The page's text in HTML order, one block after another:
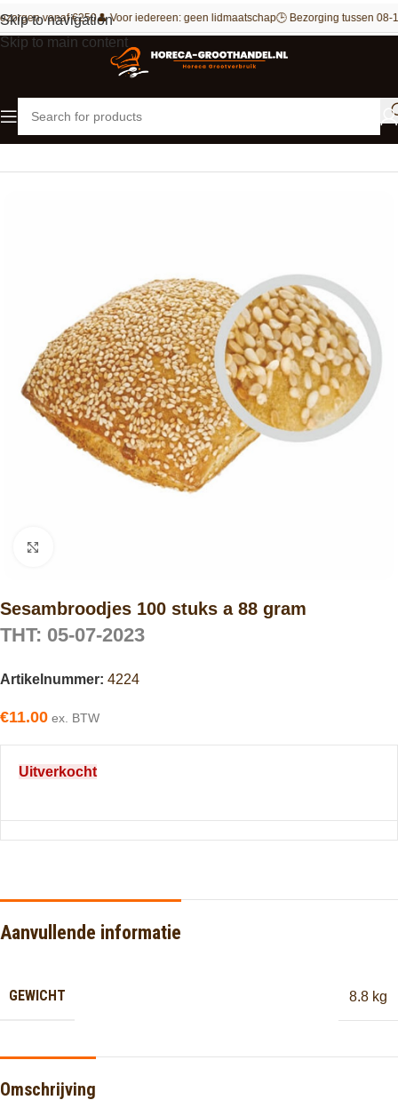
Skip to navigation
Skip to main content
vanaf €250👤 Voor iedereen: geen lidmaatschap🕒 Bezorging tussen 08-
Home Bakkerij
Sesambroodjes 100 stuks a 88 gram
THT: 05-07-2023
Artikelnummer: 4224
€11.00 ex. BTW
Uitverkocht
Aanvullende informatie
GEWICHT 8.8 kg
Omschrijving